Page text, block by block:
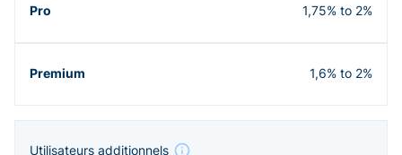
1,75% to 2%
1,6% to 2%
Utilisateurs additionnels